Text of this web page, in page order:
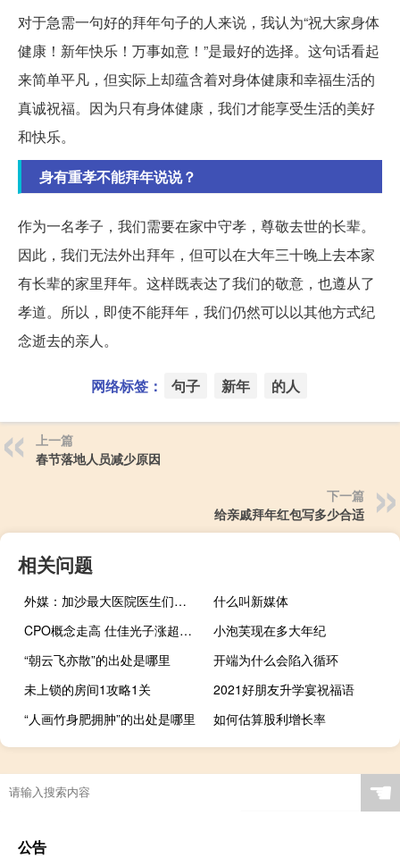
对于急需一句好的拜年句子的人来说，我认为“祝大家身体
健康！新年快乐！万事如意！”是最好的选择。这句话看起
来简单平凡，但实际上却蕴含着对身体健康和幸福生活的
真诚祝福。因为只有身体健康，我们才能享受生活的美好
和快乐。
身有重孝不能拜年说说？
作为一名孝子，我们需要在家中守孝，尊敬去世的长辈。
因此，我们无法外出拜年，但可以在大年三十晚上去本家
有长辈的家里拜年。这样既表达了我们的敬意，也遵从了
孝道。所以，即使不能拜年，我们仍然可以以其他方式纪
念逝去的亲人。
网络标签： 句子 新年 的人
上一篇
春节落地人员减少原因
下一篇
给亲戚拜年红包写多少合适
相关问题
外媒：加沙最大医院医生们拒绝以军疏散令 称无法将患者弃之不顾
什么叫新媒体
CPO概念走高 仕佳光子涨超10%
小泡芙现在多大年纪
“朝云飞亦散”的出处是哪里
开端为什么会陷入循环
未上锁的房间1攻略1关
2021好朋友升学宴祝福语
“人画竹身肥拥肿”的出处是哪里
如何估算股利增长率
☚
公告